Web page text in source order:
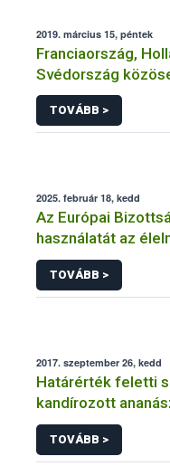
2019. március 15, péntek
Franciaország,
Svédország
hatóanyagot
TOVÁBB >
2025. február 18, kedd
Az Európai
használatát az
anyagokban
TOVÁBB >
2017. szeptember 26, kedd
Határérték feletti
kandírozott
TOVÁBB >